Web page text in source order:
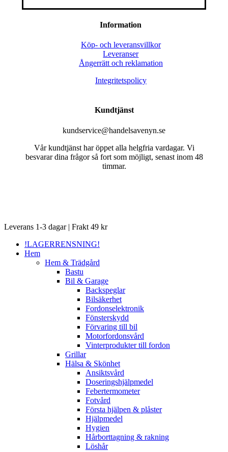
Information
Köp- och leveransvillkor
Leveranser
Ångerrätt och reklamation
Integritetspolicy
Kundtjänst
kundservice@handelsavenyn.se
Vår kundtjänst har öppet alla helgfria vardagar. Vi
besvarar dina frågor så fort som möjligt, senast inom 48
timmar.
Close
Leverans 1-3 dagar | Frakt 49 kr
!LAGERRENSNING!
Hem
Hem & Trädgård
Bastu
Bil & Garage
Backspeglar
Bilsäkerhet
Fordonselektronik
Fönsterskydd
Förvaring till bil
Motorfordonsvård
Vinterprodukter till fordon
Grillar
Hälsa & Skönhet
Ansiktsvård
Doseringshjälpmedel
Febertermometer
Fotvård
Första hjälpen & plåster
Hjälpmedel
Hygien
Hårborttagning & rakning
Löshår